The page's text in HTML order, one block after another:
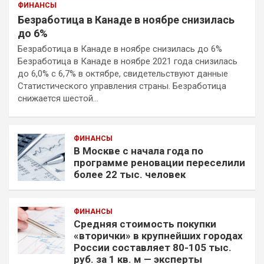
ФИНАНСЫ
Безработица в Канаде в ноябре снизилась
до 6%
Безработица в Канаде в ноябре снизилась до 6%
Безработица в Канаде в ноябре 2021 года снизилась
до 6,0% с 6,7% в октябре, свидетельствуют данные
Статистического управления страны. Безработица
снижается шестой…
ФИНАНСЫ
В Москве с начала года по
программе реновации переселили
более 22 тыс. человек
ФИНАНСЫ
Средняя стоимость покупки
«вторички» в крупнейших городах
России составляет 80-105 тыс.
руб. за 1 кв. м — эксперты